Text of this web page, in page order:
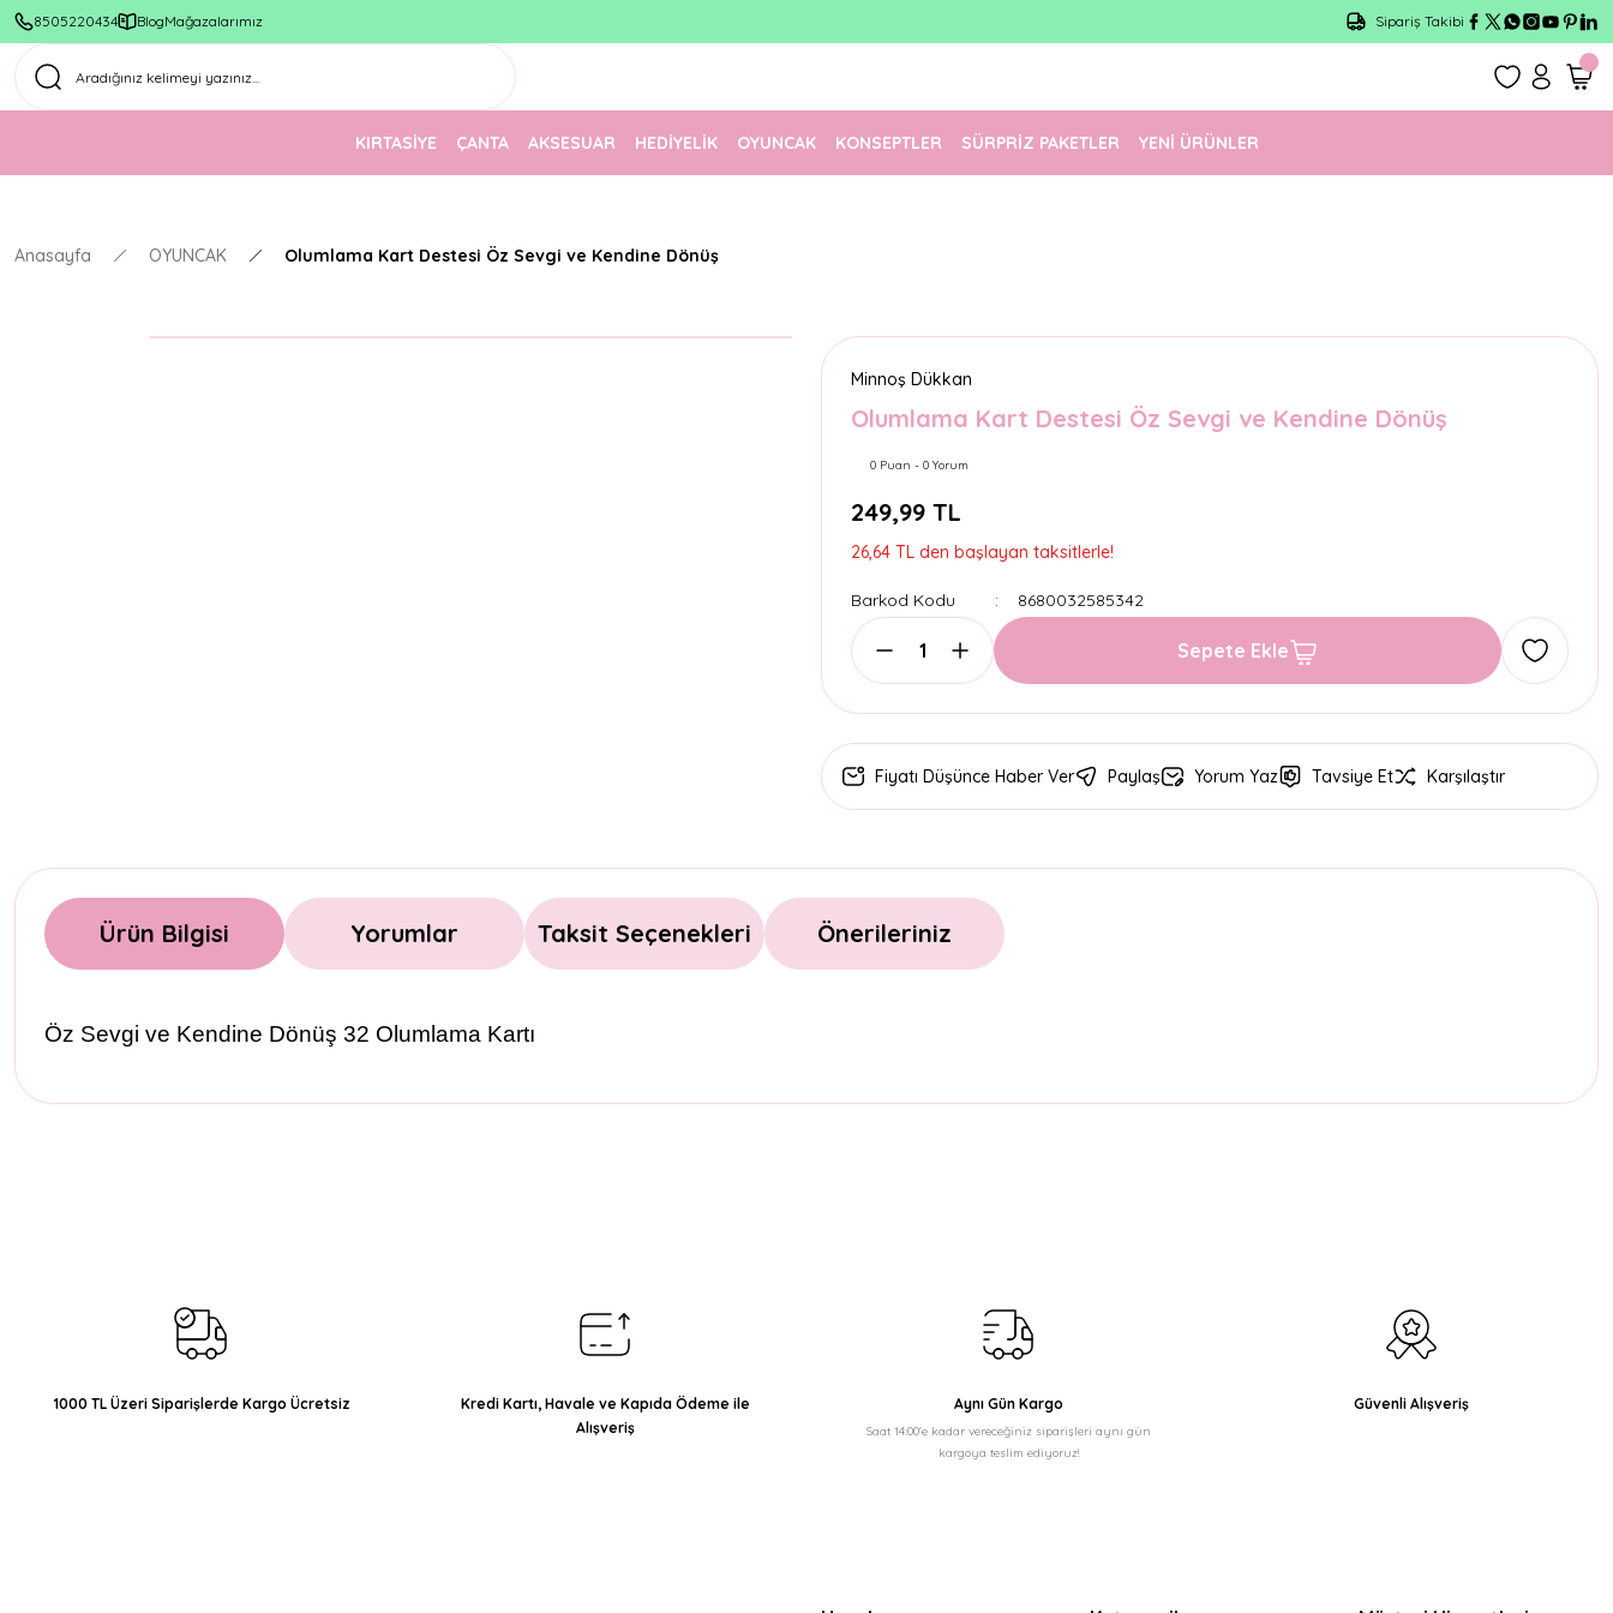
8505220434 BlogMağazalarımız
1500 TL Üzeri Ücretsiz Kargo
Sipariş Takibi
KIRTASİYE ÇANTA AKSESUAR HEDİYELİK OYUNCAK KONSEPTLER SÜRPRİZ PAKETLER YENİ ÜRÜNLER
Anasayfa OYUNCAK Olumlama Kart Destesi Öz Sevgi ve Kendine Dönüş
Minnoş Dükkan
Olumlama Kart Destesi Öz Sevgi ve Kendine Dönüş
0 Puan - 0 Yorum
249,99 TL
26,64 TL den başlayan taksitlerle!
Barkod Kodu 8680032585342
Sepete Ekle
Fiyatı Düşünce Haber Ver Paylaş Yorum Yaz Tavsiye Et Karşılaştır
Ürün Bilgisi Yorumlar Taksit Seçenekleri Önerileriniz
Öz Sevgi ve Kendine Dönüş 32 Olumlama Kartı
Ürün fiyatı diğer sitelerden daha pahalı.
Bu ürüne benzer farklı alternatifler olmalı.
1000 TL Üzeri Siparişlerde Kargo Ücretsiz
Kredi Kartı, Havale ve Kapıda Ödeme ile
Alışveriş
Aynı Gün Kargo
Saat 14:00'e kadar vereceğiniz siparişleri aynı gün
kargoya teslim ediyoruz!
Güvenli Alışveriş